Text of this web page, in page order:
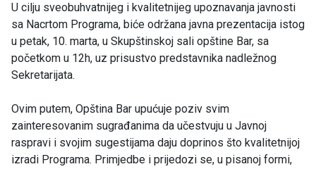
U cilju sveobuhvatnijeg i kvalitetnijeg upoznavanja javnosti
sa Nacrtom Programa, biće održana javna prezentacija istog
u petak, 10. marta, u Skupštinskoj sali opštine Bar, sa
početkom u 12h, uz prisustvo predstavnika nadležnog
Sekretarijata.
Ovim putem, Opština Bar upućuje poziv svim
zainteresovanim sugrađanima da učestvuju u Javnoj
raspravi i svojim sugestijama daju doprinos što kvalitetnijoj
izradi Programa. Primjedbe i prijedozi se, u pisanoj formi,